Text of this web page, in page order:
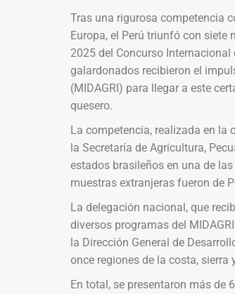
Tras una rigurosa competencia
Europa, el Perú triunfó con
2025 del Concurso Internacional
galardonados recibieron el
(MIDAGRI) para llegar a este
quesero.
La competencia, realizada en la
la Secretaría de Agricultura,
estados brasileños en una de
muestras extranjeras fueron de
La delegación nacional, que
diversos programas del
la Dirección General de
once regiones de la costa, sierra
En total, se presentaron más de